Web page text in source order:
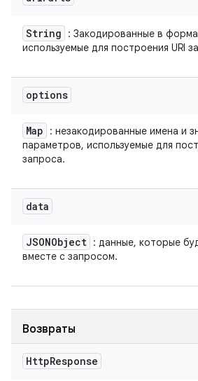
String
: Закодированные в
используемые для построения URI
options
Map
: незакодированные имена и
параметров, используемые для
запроса.
data
JSONObject : данные, которые
вместе с запросом.
Возвраты
HttpResponse